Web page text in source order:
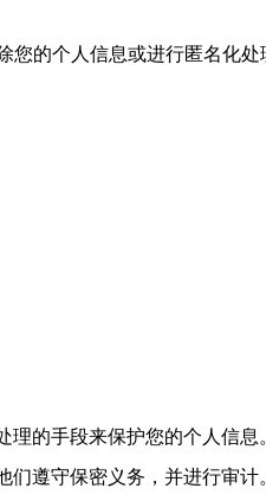
的个人信息或进行匿名化
的手段来保护您的个人信息
遵守保密义务，并进行审计